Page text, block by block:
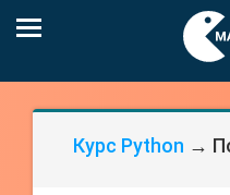
Курс Python →